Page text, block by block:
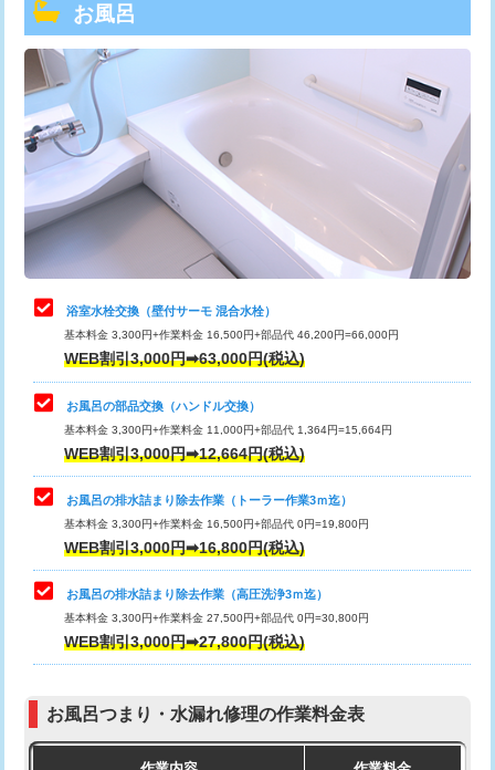
トーラー機使用/3mまで
追加トーラー機使用/3m超え
カメラ調査 33,000円
桝清掃 8,800円
止水・漏水調査・防水処理・清掃・修
理・調整・分解・加工など（軽作業）
止水・漏水調査・防水処理・清掃・修
理・調整・分解・加工など（中作業）
22,000円
止水・漏水調査・防水処理・清掃・修
理・調整・分解・加工など（重作業）
33,000円
トイレタンク脱着
トイレ便器脱着
タンクレストイレ脱着 33,000円
小便器トイレ脱着
その他部品の脱着 8,800円～
交換・取付（タンク）
交換・取付（普通便座） 11,000円+材料費
お風呂
浴室水栓交換（壁付サーモ 混合水栓）
基本料金 3,300円+作業料金 16,500円+部品代 46,200円=66,000円
WEB割引3,000円➡63,000円(税込)
お風呂の部品交換（ハンドル交換）
基本料金 3,300円+作業料金 11,000円+部品代 1,364円=15,664円
WEB割引3,000円➡12,664円(税込)
お風呂の排水詰まり除去作業（トーラー作業3ｍ迄）
基本料金 3,300円+作業料金 16,500円+部品代 0円=19,800円
WEB割引3,000円➡16,800円(税込)
お風呂の排水詰まり除去作業（高圧洗浄3ｍ迄）
基本料金 3,300円+作業料金 27,500円+部品代 0円=30,800円
WEB割引3,000円➡27,800円(税込)
お風呂つまり・水漏れ修理の作業料金表